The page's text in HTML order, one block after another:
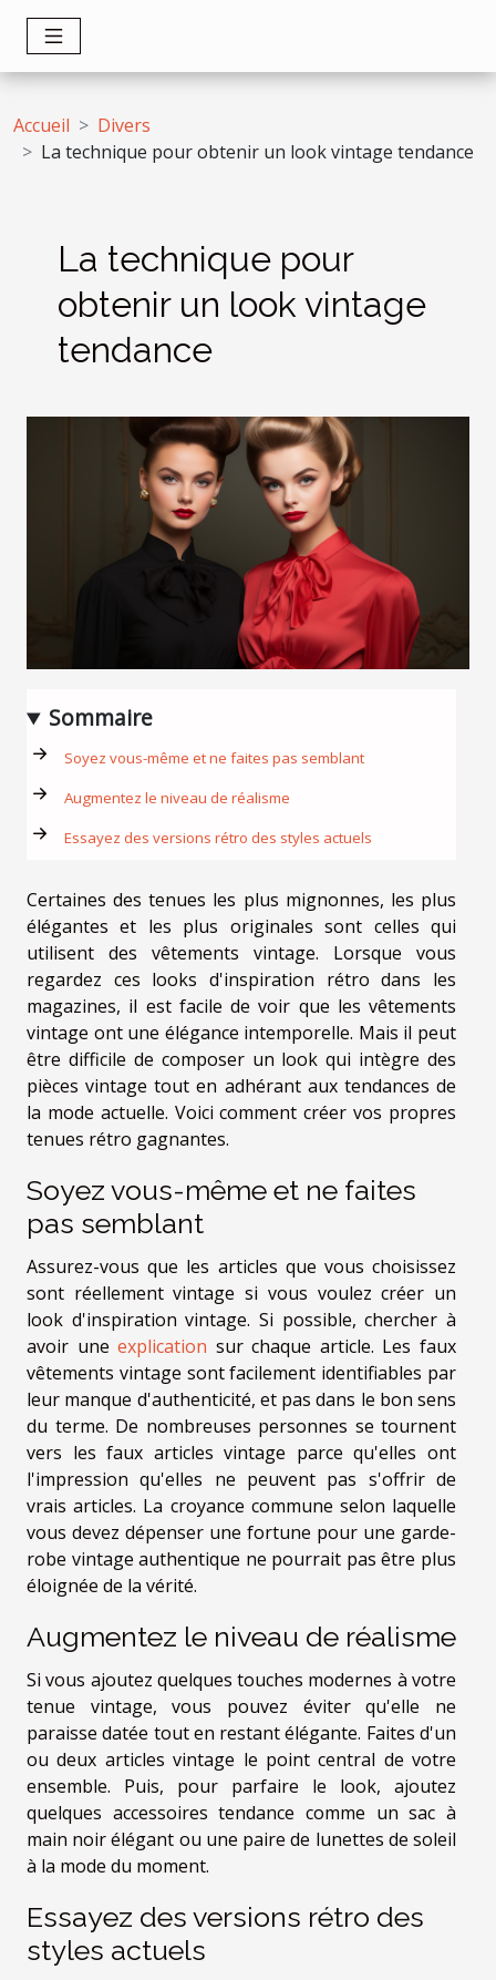
Accueil
Divers
La technique pour obtenir un look vintage tendance
La technique pour
obtenir un look vintage
tendance
Sommaire
Soyez vous-même et ne faites pas semblant
Augmentez le niveau de réalisme
Essayez des versions rétro des styles actuels
Certaines des tenues les plus mignonnes, les plus
élégantes et les plus originales sont celles qui
utilisent des vêtements vintage. Lorsque vous
regardez ces looks d'inspiration rétro dans les
magazines, il est facile de voir que les vêtements
vintage ont une élégance intemporelle. Mais il peut
être difficile de composer un look qui intègre des
pièces vintage tout en adhérant aux tendances de
la mode actuelle. Voici comment créer vos propres
tenues rétro gagnantes.
Soyez vous-même et ne faites
pas semblant
Assurez-vous que les articles que vous choisissez
sont réellement vintage si vous voulez créer un
look d'inspiration vintage. Si possible, chercher à
avoir uneexplication sur chaque article. Les faux
vêtements vintage sont facilement identifiables par
leur manque d'authenticité, et pas dans le bon sens
du terme. De nombreuses personnes se tournent
vers les faux articles vintage parce qu'elles ont
l'impression qu'elles ne peuvent pas s'offrir de
vrais articles. La croyance commune selon laquelle
vous devez dépenser une fortune pour une garde-
robe vintage authentique ne pourrait pas être plus
éloignée de la vérité.
Augmentez le niveau de réalisme
Si vous ajoutez quelques touches modernes à votre
tenue vintage, vous pouvez éviter qu'elle ne
paraisse datée tout en restant élégante. Faites d'un
ou deux articles vintage le point central de votre
ensemble. Puis, pour parfaire le look, ajoutez
quelques accessoires tendance comme un sac à
main noir élégant ou une paire de lunettes de soleil
à la mode du moment.
Essayez des versions rétro des
styles actuels